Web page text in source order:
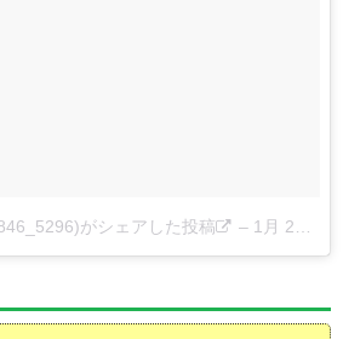
がシェアした投稿 – 1月 20, 2018 at 3:53午前 PST